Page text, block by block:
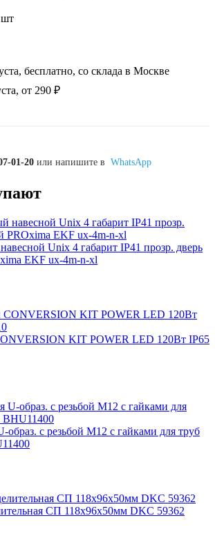
шт
бесплатно, со склада в Москве
от 290 ₽
01-20 или напишите в WhatsApp
Unix 4 габарит IP41 прозр. дверь
EKF ux-4m-n-xl
KIT POWER LED 120Вт IP65
образ. с резьбой М12 с гайками для труб
СП 118х96х50мм DKC 59362